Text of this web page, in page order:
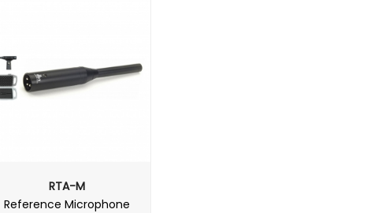
RTA-M
Reference Microphone